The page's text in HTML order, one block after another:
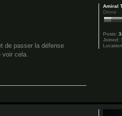
Amiral
Drone
Posts:
Joined:
de passer la défense
voir cela.